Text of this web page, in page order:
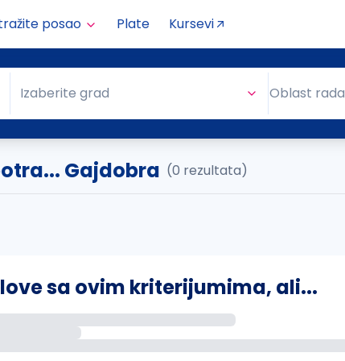
posao Plate Kursevi
Grad
Izaberite grad Oblast rada
Gajdobra (0 rezultata)
sa ovim kriterijumima, ali...